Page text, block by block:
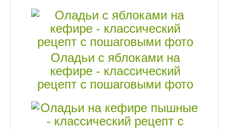
Оладьи с яблоками на
кефире - классический
рецепт с пошаговыми фото